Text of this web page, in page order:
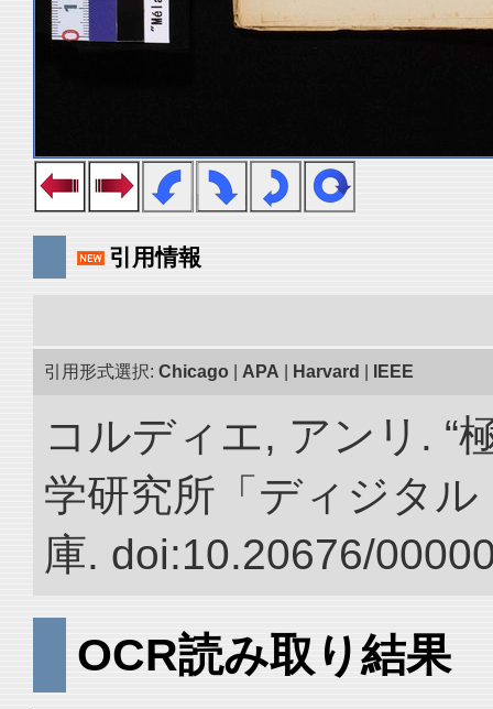
引用情報
引用形式選択: Chicago APA Harvard IEEE
コルディエ, アンリ. “
学研究所「ディジタ
庫. doi:10.20676/
OCR読み取り結果